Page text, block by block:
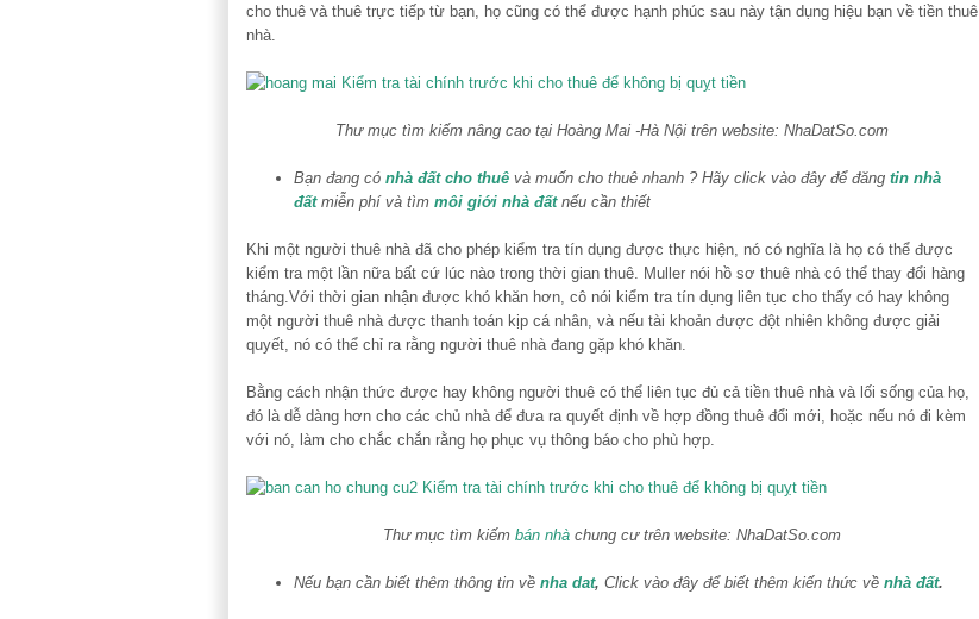
cho thuê và thuê trực tiếp từ bạn, họ cũng có thể được hạnh phúc sau này tận dụng hiệu bạn về tiền thuê
nhà.
Thư mục tìm kiếm nâng cao tại Hoàng Mai -Hà Nội trên website: NhaDatSo.com
Bạn đang có nhà đất cho thuê và muốn cho thuê nhanh ? Hãy click vào đây để đăng tin nhà
đấtmiễn phí và tìm môi giới nhà đấtnếu cần thiết
Khi một người thuê nhà đã cho phép kiểm tra tín dụng được thực hiện, nó có nghĩa là họ có thể được
kiểm tra một lần nữa bất cứ lúc nào trong thời gian thuê. Muller nói hồ sơ thuê nhà có thể thay đổi hàng
tháng.Với thời gian nhận được khó khăn hơn, cô nói kiểm tra tín dụng liên tục cho thấy có hay không
một người thuê nhà được thanh toán kịp cá nhân, và nếu tài khoản được đột nhiên không được giải
quyết, nó có thể chỉ ra rằng người thuê nhà đang gặp khó khăn.
Bằng cách nhận thức được hay không người thuê có thể liên tục đủ cả tiền thuê nhà và lối sống của họ,
đó là dễ dàng hơn cho các chủ nhà để đưa ra quyết định về hợp đồng thuê đổi mới, hoặc nếu nó đi kèm
với nó, làm cho chắc chắn rằng họ phục vụ thông báo cho phù hợp.
Thư mục tìm kiếm bán nhà chung cư trên website: NhaDatSo.com
Nếu bạn cần biết thêm thông tin về nha dat, Click vào đây để biết thêm kiến thức về nhà đất.